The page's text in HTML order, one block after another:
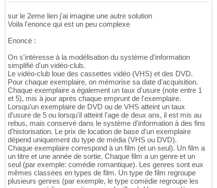
sur le 2eme lien j'ai imagine une autre solution
Voila l'enonce qui est un peu complexe
Enoncé :
On s'intéresse à la modélisation du système d'information
simplifié d'un vidéo-club.
Le vidéo-club loue des cassettes vidéo (VHS) et des DVD.
Pour chaque exemplaire, on mémorise sa date d'acquisition.
Chaque exemplaire a également un taux d'usure (note entre 1
et 5), mis à jour après chaque emprunt de l'exemplaire.
Lorsqu'un exemplaire de DVD ou de VHS atteint un taux
d'usure de 5 ou lorsqu'il atteint l'age de deux ans, il est mis au
rebus, mais conservé dans le système d'information à des fins
d'historisation. Le prix de location de base d'un exemplaire
dépend uniquement du type de média (VHS ou DVD).
Chaque exemplaire correspond à un film (et un seul). Un film a
un titre et une année de sortie. Chaque film a un genre et un
seul (par exemple: comédie romantique). Les genres sont eux
mêmes classées en types de film. Un type de film regroupe
plusieurs genres (par exemple, le type comédie regroupe les